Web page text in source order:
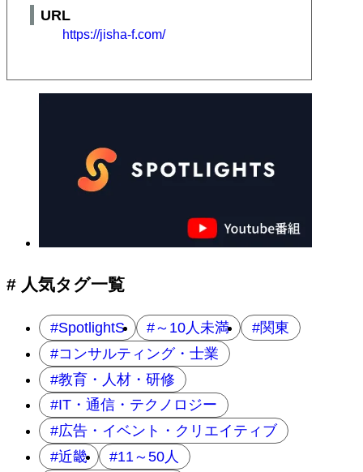
URL
https://jisha-f.com/
# 人気タグ一覧
SpotlightS ～10人未満
関東
コンサルティング・士業
教育・人材・研修
IT・通信・テクノロジー
広告・イベント・クリエイティブ
近畿
11～50人